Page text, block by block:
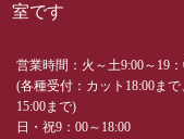
室です
営業時間：火～土9:00～19
(各種受付：カット18:00ま
15:00まで)
日・祝9：00～18:00